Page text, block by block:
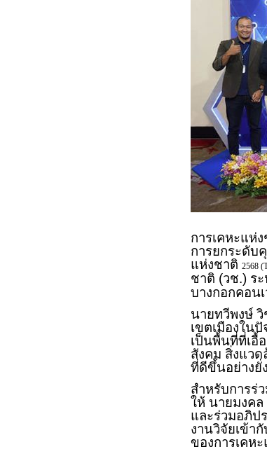
การเคหะแห่
การยกระดับ
แห่งชาติ 2568
ชาติ (วช.) ร
บางกอกคอน
นายทวีพงษ์
เขตเมืองใน
เป็นพื้นที่ที่เอื้
สังคม สิ่งแว
ที่ดีขึ้นอย่างยั่
สำหรับการร่
ให้ นายมงคล
และร่วมอภิป
งานวิจัยเข้า
ของการเคห